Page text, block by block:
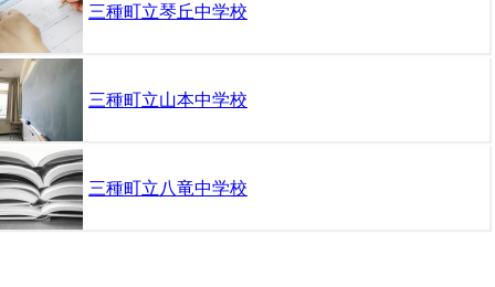
三種町立琴丘中学校
三種町立山本中学校
三種町立八竜中学校